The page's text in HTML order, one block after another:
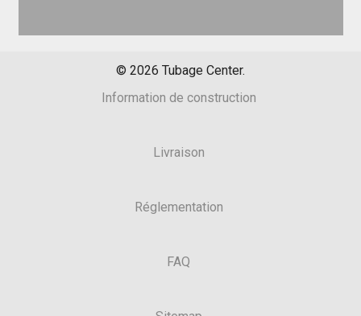
© 2026 Tubage Center.
Information de construction
Livraison
Réglementation
FAQ